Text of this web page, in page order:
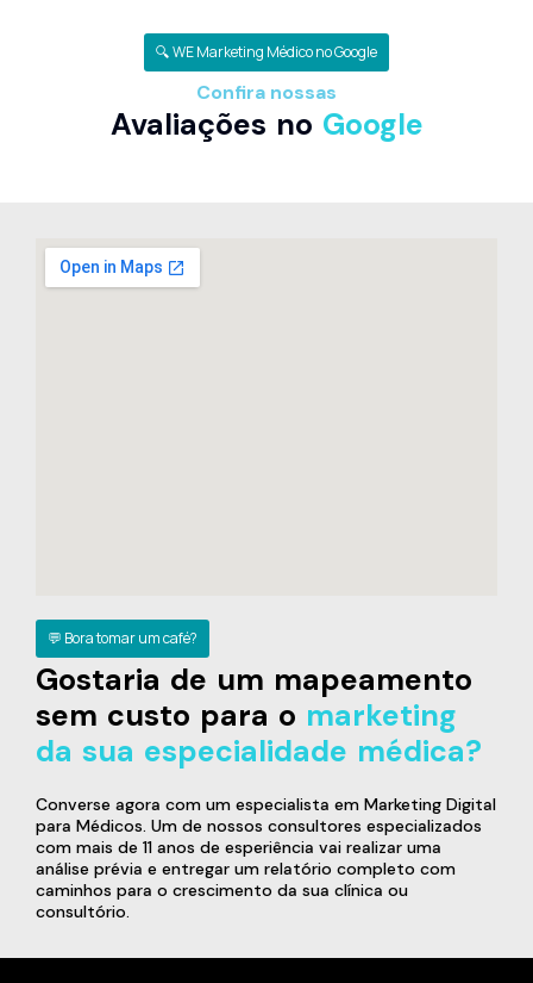
🔍 WE Marketing Médico no Google
Confira nossas
Avaliações no Google
💬 Bora tomar um café?
Gostaria de um mapeamento
sem custo para o marketing
da sua especialidade médica?
Converse agora com um especialista em Marketing Digital
para Médicos. Um de nossos consultores especializados
com mais de 11 anos de esperiência vai realizar uma
análise prévia e entregar um relatório completo com
caminhos para o crescimento da sua clínica ou
consultório.